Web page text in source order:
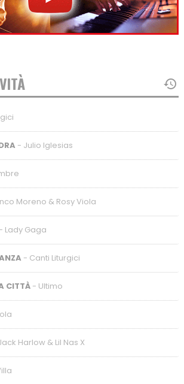
- Julio Iglesias
Moreno & Rosy Viola
- Lady Gaga
- Canti Liturgici
CITTÀ- Ultimo
Harlow & Lil Nas X